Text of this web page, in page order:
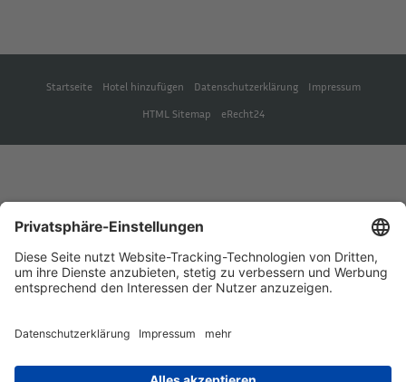
Startseite Hotel hinzufügen Datenschutzerklärung
Impressum
HTML Sitemap
eRecht24